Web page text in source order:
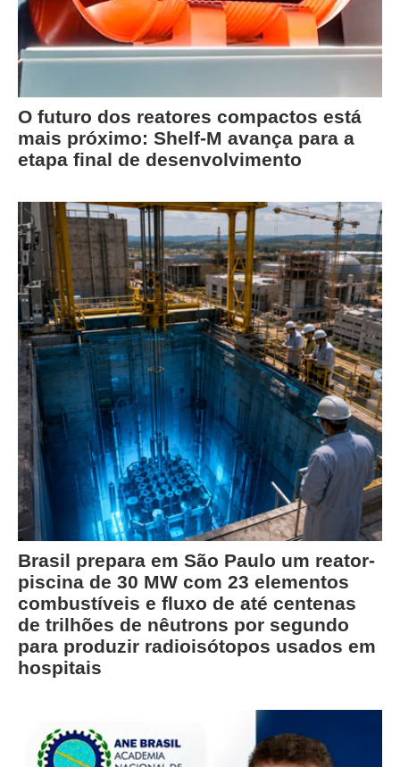
O futuro dos reatores compactos está
mais próximo: Shelf-M avança para a
etapa final de desenvolvimento
Brasil prepara em São Paulo um reator-
piscina de 30 MW com 23 elementos
combustíveis e fluxo de até centenas
de trilhões de nêutrons por segundo
para produzir radioisótopos usados em
hospitais